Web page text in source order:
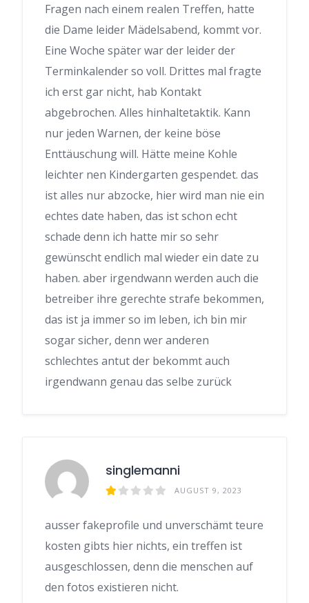
Fragen nach einem realen Treffen, hatte
die Dame leider Mädelsabend, kommt vor.
Eine Woche später war der leider der
Terminkalender so voll. Drittes mal fragte
ich erst gar nicht, hab Kontakt
abgebrochen. Alles hinhaltetaktik. Kann
nur jeden Warnen, der keine böse
Enttäuschung will. Hätte meine Kohle
leichter nen Kindergarten gespendet. das
ist alles nur abzocke, hier wird man nie ein
echtes date haben, das ist schon echt
schade denn ich hatte mir so sehr
gewünscht endlich mal wieder ein date zu
haben. aber irgendwann werden auch die
betreiber ihre gerechte strafe bekommen,
das ist ja immer so im leben, ich bin mir
sogar sicher, denn wer anderen
schlechtes antut der bekommt auch
irgendwann genau das selbe zurück
singlemanni
AUGUST 9, 2023
ausser fakeprofile und unverschämt teure
kosten gibts hier nichts, ein treffen ist
ausgeschlossen, denn die menschen auf
den fotos existieren nicht.